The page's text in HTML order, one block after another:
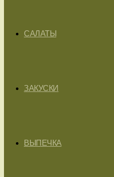
САЛАТЫ
ЗАКУСКИ
ВЫПЕЧКА